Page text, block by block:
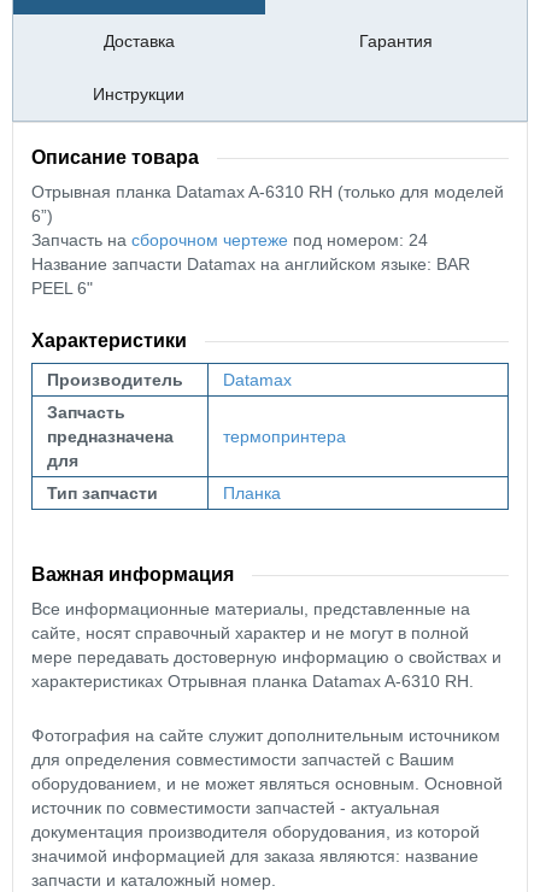
Доставка Гарантия
Инструкции
Описание товара
Отрывная планка Datamax A-6310 RH (только для моделей
6”)
Запчасть на сборочном чертеже под номером: 24
Название запчасти Datamax на английском языке: BAR
PEEL 6"
Характеристики
Производитель
Datamax
Запчасть
предназначена
для
термопринтера
Тип запчасти Планка
Важная информация
Все информационные материалы, представленные на
сайте, носят справочный характер и не могут в полной
мере передавать достоверную информацию о свойствах и
характеристиках Отрывная планка Datamax A-6310 RH.
Фотография на сайте служит дополнительным источником
для определения совместимости запчастей с Вашим
оборудованием, и не может являться основным. Основной
источник по совместимости запчастей - актуальная
документация производителя оборудования, из которой
значимой информацией для заказа являются: название
запчасти и каталожный номер.